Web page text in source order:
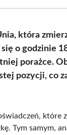
która
o godzinie
porażce.
pozycji, co
które
Tym samym,